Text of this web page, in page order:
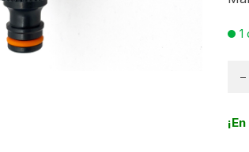
1